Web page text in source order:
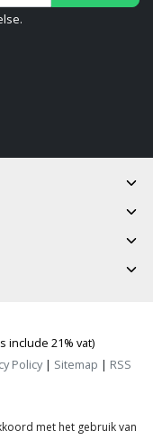
include 21% vat)
Policy| Sitemap | RSS
met het gebruik van